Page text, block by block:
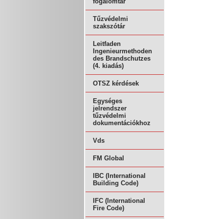
Tűzvédelmi
szakszótár
Leitfaden
Ingenieurmethoden
des Brandschutzes
(4. kiadás)
OTSZ kérdések
Egységes
jelrendszer
tűzvédelmi
dokumentációkhoz
Vds
FM Global
IBC (International
Building Code)
IFC (International
Fire Code)